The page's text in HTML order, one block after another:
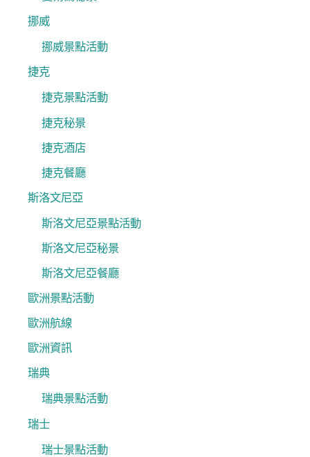
挪威
挪威景點活動
捷克
捷克景點活動
捷克秘景
捷克酒店
捷克餐廳
斯洛文尼亞
斯洛文尼亞景點活動
斯洛文尼亞秘景
斯洛文尼亞餐廳
歐洲景點活動
歐洲航線
歐洲資訊
瑞典
瑞典景點活動
瑞士
瑞士景點活動